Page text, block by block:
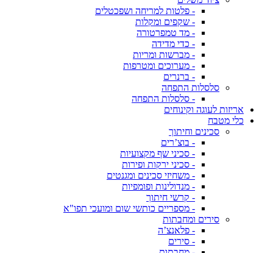
- פלטות למריחה ושפכטלים
- שקפים ומקלות
- מד טמפרטורה
- כדי מדידה
- מברשות ומריות
- מערוכים ומטרפות
- ברנרים
סלסלות התפחה
- סלסלות התפחה
אריזות לעוגה וקינוחים
כלי מטבח
סכינים וחיתוך
- בוצ’רים
- סכיני שף מקצועיות
- סכיני ירקות ופירות
- משחיזי סכינים ומגנטים
- מנדולינות ופומפיות
- קרשי חיתוך
- מספריים כותשי שום ומועכי תפו"א
סירים ומחבתות
- פלאנצ’ה
- סירים